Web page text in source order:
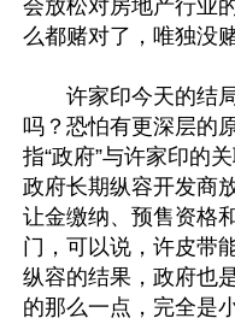
会放松对房地产行业
么都赌对了，唯独没
许家印今天的结局
吗？恐怕有更深层的
指“政府”与许家印的
政府长期纵容开发商
让金缴纳、预售资格
门，可以说，许皮带
纵容的结果，政府也
的那么一点，完全是